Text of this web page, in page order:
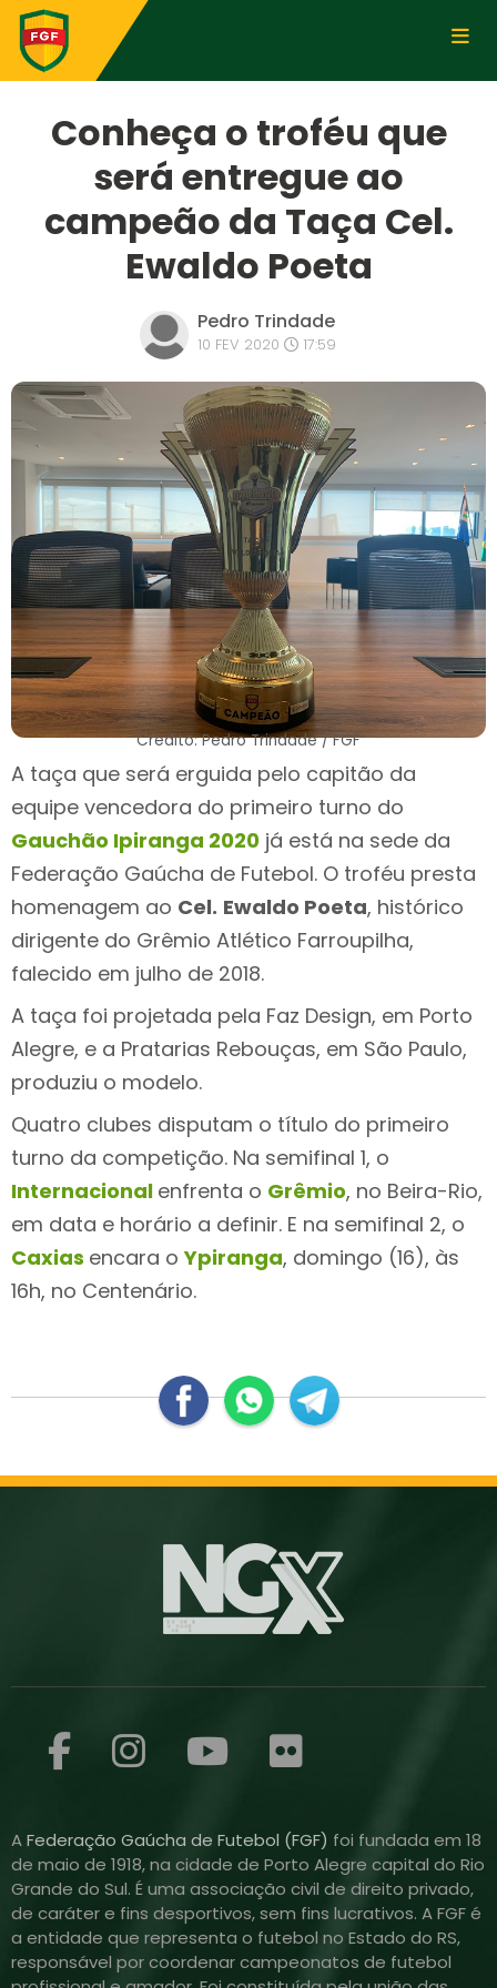
Conheça o troféu que
será entregue ao
campeão da Taça Cel.
Ewaldo Poeta
Pedro Trindade
10 FEV 2020 17:59
Crédito: Pedro Trindade/ FGF
A taça que será erguida pelo capitão da
equipe vencedora do primeiro turno do
Gauchão Ipiranga 2020 já está na sede da
Federação Gaúcha de Futebol. O troféu presta
homenagem ao Cel. Ewaldo Poeta, histórico
dirigente do Grêmio Atlético Farroupilha,
falecido em julho de 2018.
A taça foi projetada pela Faz Design, em Porto
Alegre, e a Pratarias Rebouças, em São Paulo,
produziu o modelo.
Quatro clubes disputam o título do primeiro
turno da competição. Na semifinal 1, o
Internacional enfrenta o Grêmio, no Beira-Rio,
em data e horário a definir. E na semifinal 2, o
Caxias encara oYpiranga, domingo (16), às
16h, no Centenário.
AFederação Gaúcha de Futebol (FGF) foi fundada em 18
de maio de 1918, na cidade de Porto Alegre capital do Rio
Grande do Sul. É uma associação civil de direito privado,
de caráter e fins desportivos, sem fins lucrativos. A FGF é
a entidade que representa o futebol no Estado do RS,
responsável por coordenar campeonatos de futebol